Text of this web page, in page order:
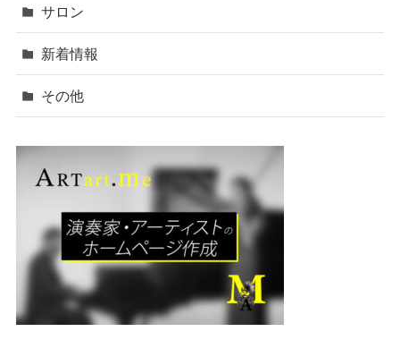
サロン
新着情報
その他